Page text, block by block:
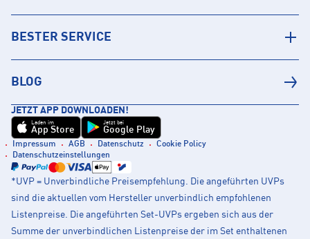
BESTER SERVICE
BLOG
JETZT APP DOWNLOADEN!
Laden im
App Store
Jetzt bei
Google Play
Impressum AGB Datenschutz
Cookie Policy
Datenschutzeinstellungen
*UVP = Unverbindliche Preisempfehlung. Die angeführten UVPs
sind die aktuellen vom Hersteller unverbindlich empfohlenen
Listenpreise. Die angeführten Set-UVPs ergeben sich aus der
Summe der unverbindlichen Listenpreise der im Set enthaltenen